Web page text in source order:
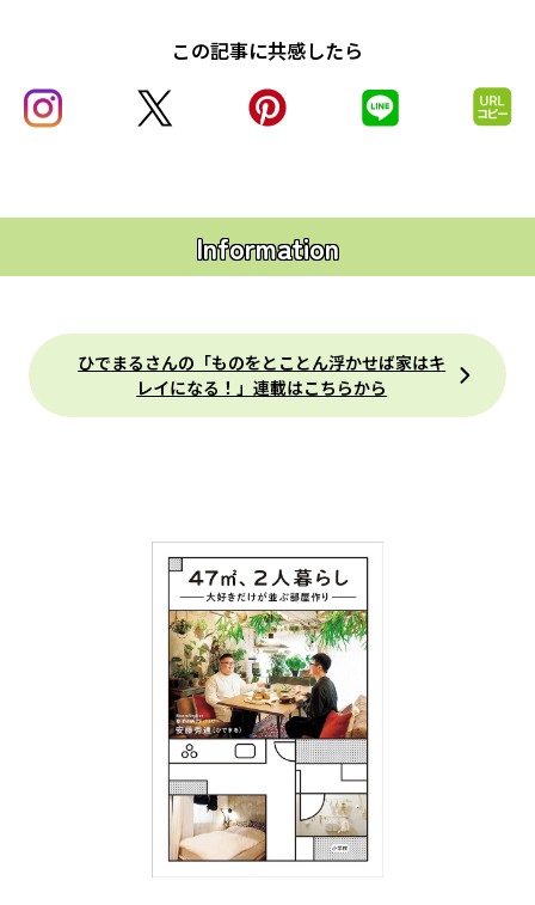
この記事に共感したら
Information
ひでまるさんの「ものをとことん浮かせば家はキ
レイになる！」連載はこちらから